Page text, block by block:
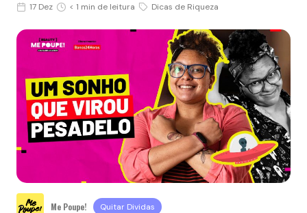
17 Dez < 1 min de leitura Dicas de Riqueza
Me Poupe! Quitar Dividas